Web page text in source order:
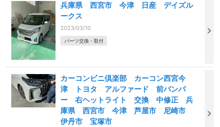
兵庫県 西宮市 今津 日産 デイズル
ークス
2023/03/10
パーツ交換・取付
カーコンビニ倶楽部 カーコン西宮今
津 トヨタ アルファード 前バンパ
ー 右ヘットライト 交換 中修正 兵
庫県 西宮市 今津 芦屋市 尼崎市
伊丹市 宝塚市